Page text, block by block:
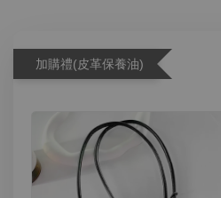
加購禮(皮革保養油)